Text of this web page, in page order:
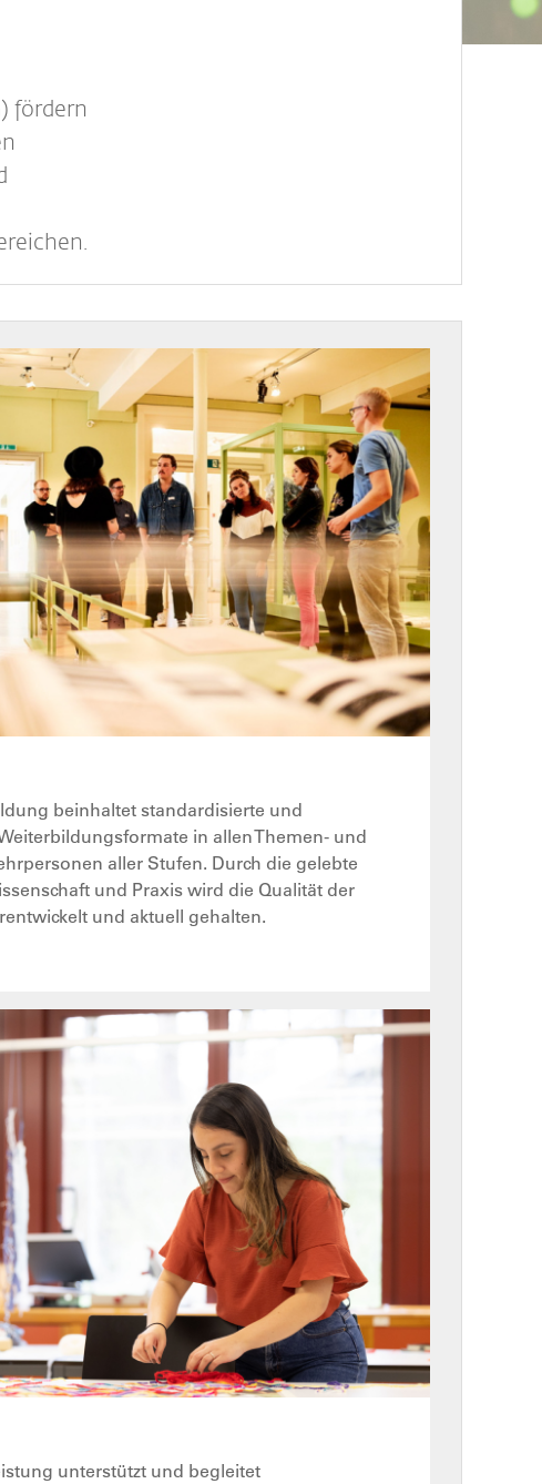
fördern
beinhaltet standardisierte und
in allen Themen- und
aller Stufen. Durch die gelebte
und Praxis wird die Qualität der
und aktuell gehalten.
unterstützt und begleitet